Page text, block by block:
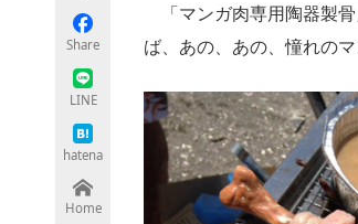
ちょっと気になるネットの話題
Share
LINE
hatena
Home
「マンガ肉専用陶器製骨
ば、あの、あの、憧れの